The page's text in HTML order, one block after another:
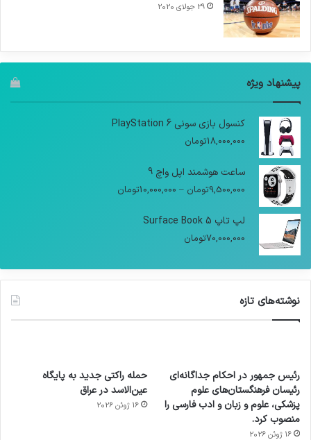
29 جولای 2020
پیشنهاد ویژه
کنسول بازی سونی PlayStation 6
18,000,000تومان
ساعت هوشمند اپل واچ 9
9,500,000تومان –
10,000,000تومان
لپ تاپ Surface Book 5
70,000,000تومان
نوشته‌های تازه
رئیس جمهور در احکام جداگانه‌ای
رئیسان فرهنگستان‌های علوم
پزشکی، علوم و زبان و ادب فارسی را
منصوب کرد.
16 ژوئن 2026
حمله راکتی جدید به پایگاه
عین‌الاسد در عراق
16 ژوئن 2026